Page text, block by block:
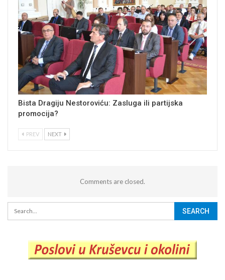
Bista Dragiju Nestoroviću: Zasluga ili partijska
promocija?
PREV NEXT
Comments are closed.